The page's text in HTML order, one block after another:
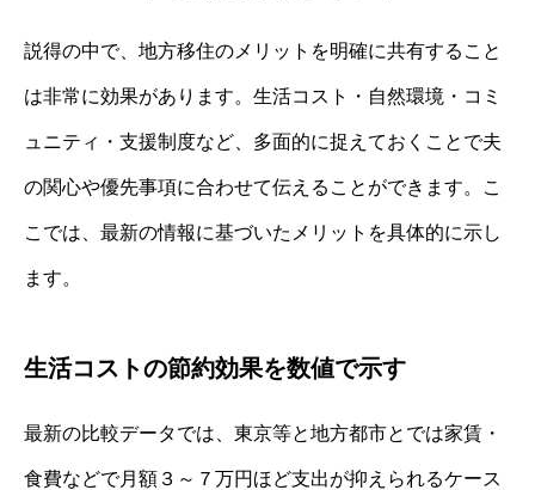
説得の中で、地方移住のメリットを明確に共有すること
は非常に効果があります。生活コスト・自然環境・コミ
ュニティ・支援制度など、多面的に捉えておくことで夫
の関心や優先事項に合わせて伝えることができます。こ
こでは、最新の情報に基づいたメリットを具体的に示し
ます。
生活コストの節約効果を数値で示す
最新の比較データでは、東京等と地方都市とでは家賃・
食費などで月額３～７万円ほど支出が抑えられるケース